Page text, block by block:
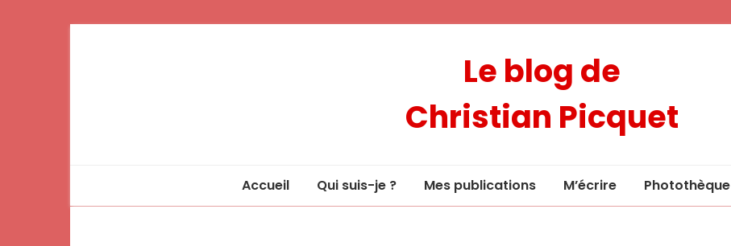
Le blog de
Christian Picquet
Accueil Qui suis-je ? Mes publications M’écrire Photothèque